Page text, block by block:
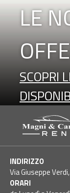
LE
SCOPRI
INDIRIZZO
Via Giuseppe
ORARI